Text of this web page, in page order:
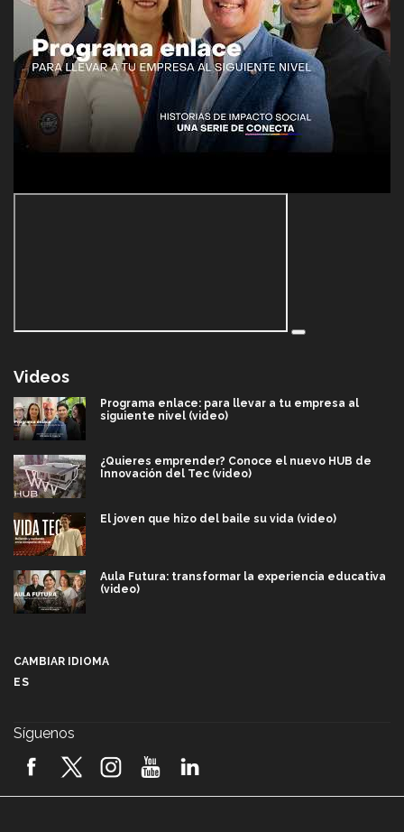
Videos
Programa enlace: para llevar a tu empresa al
siguiente nivel (video)
¿Quieres emprender? Conoce el nuevo HUB de
Innovación del Tec (video)
El joven que hizo del baile su vida (video)
Aula Futura: transformar la experiencia educativa
(video)
2026! (video)
CAMBIAR IDIOMA
ES
Síguenos